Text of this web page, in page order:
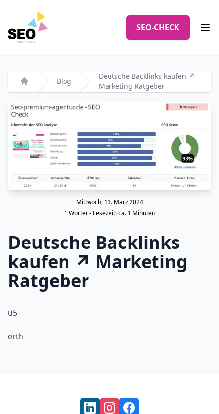
SEO-CHECK
Startseite
Blog
Deutsche Backlinks kaufen ↗️
Marketing Ratgeber
Mittwoch, 13. März 2024
1 Wörter - Lesezeit: ca. 1 Minuten
Deutsche Backlinks
kaufen ↗️ Marketing
Ratgeber
u5
erth